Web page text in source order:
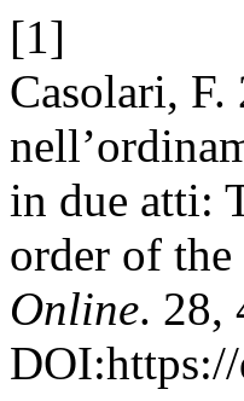
[1]
Casolari,
in due atti:
order of
Online. 28,